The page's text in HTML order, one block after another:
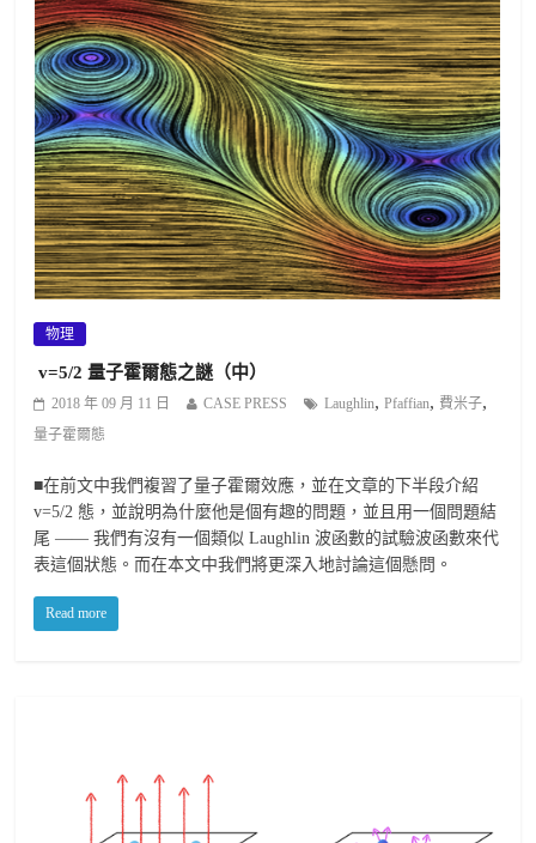
物理
v=5/2 量子霍爾態之謎（中）
2018 年 09 月 11 日 CASE PRESS Laughlin,Pfaffian, 費米子,
量子霍爾態
■在前文中我們複習了量子霍爾效應，並在文章的下半段介紹
v=5/2 態，並說明為什麼他是個有趣的問題，並且用一個問題結
尾 —— 我們有沒有一個類似 Laughlin 波函數的試驗波函數來代
表這個狀態。而在本文中我們將更深入地討論這個懸問。
Read more